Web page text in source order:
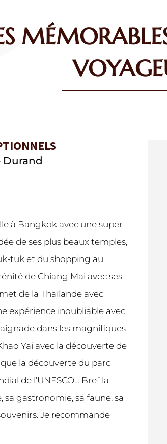
Durand
à Bangkok avec une super
de ses plus beaux temples,
tuk et du shopping au
de Chiang Mai avec ses
de la Thaïlande avec
expérience inoubliable avec
dans les magnifiques
Yai avec la découverte de
la découverte du parc
de l’UNESCO… Bref la
sa gastronomie, sa faune, sa
Je recommande